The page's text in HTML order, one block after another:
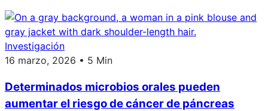
Investigación
16 marzo, 2026 • 5 Min
Determinados microbios orales pueden
aumentar el riesgo de cáncer de páncreas